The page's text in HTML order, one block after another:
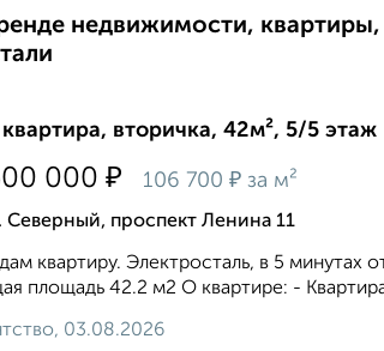
недвижимости,
вторичка, 42м², 5/5 этаж
000 ₽ 106 700 ₽ за м²
Северный, проспект Ленина 11
квартиру. Электросталь, в 5
площадь 42.2 м2 О квартире: -
03.08.2026